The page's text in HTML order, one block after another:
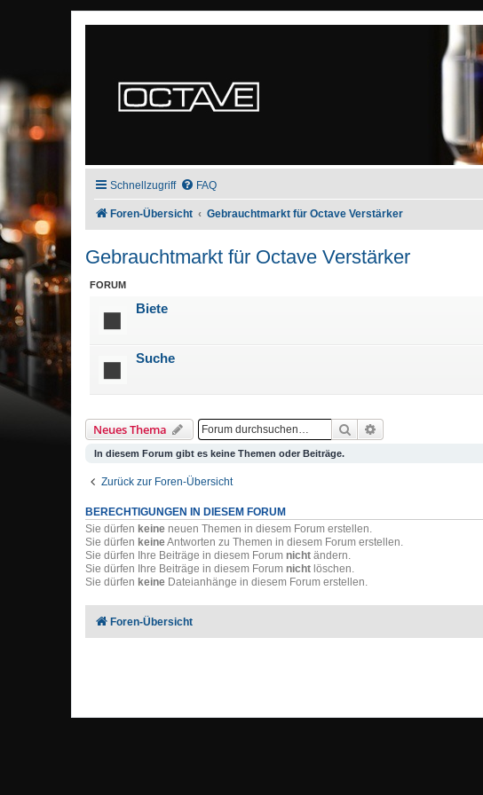
Schnellzugriff FAQ
Foren-Übersicht Gebrauchtmarkt für Octave Verstärker
Gebrauchtmarkt für Octave Verstärker
FORUM
Biete
Suche
Neues Thema Suche
In diesem Forum gibt es keine Themen oder Beiträge.
Zurück zur Foren-Übersicht
BERECHTIGUNGEN IN DIESEM FORUM
Sie dürfen keine neuen Themen in diesem Forum erstellen.
Sie dürfen keineAntworten zu Themen in diesem Forum erstellen.
Sie dürfen Ihre Beiträge in diesem Forum nicht ändern.
Sie dürfen Ihre Beiträge in diesem Forum nicht löschen.
Sie dürfen keine Dateianhänge in diesem Forum erstellen.
Foren-Übersicht